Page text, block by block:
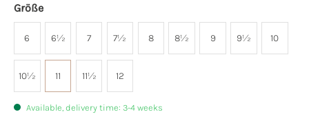
Größe
6 6½ 7 7½ 8 8½ 9 9½ 10
10½ 11 11½ 12
Available, delivery time: 3-4 weeks